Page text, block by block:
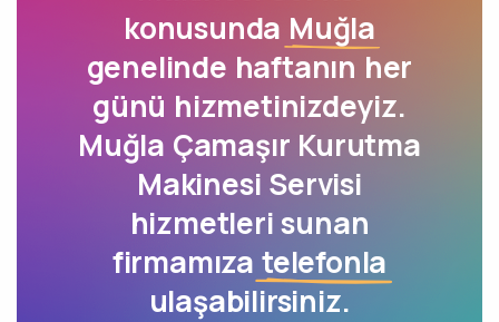
konusunda Muğla
genelinde haftanın her
günü hizmetinizdeyiz.
Muğla Çamaşır Kurutma
Makinesi Servisi
hizmetleri sunan
firmamıza telefonla
ulaşabilirsiniz.